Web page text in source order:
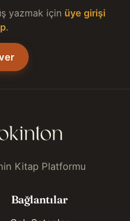
yazmak için üye girişi
.
Kitap Platformu
Bağlantılar